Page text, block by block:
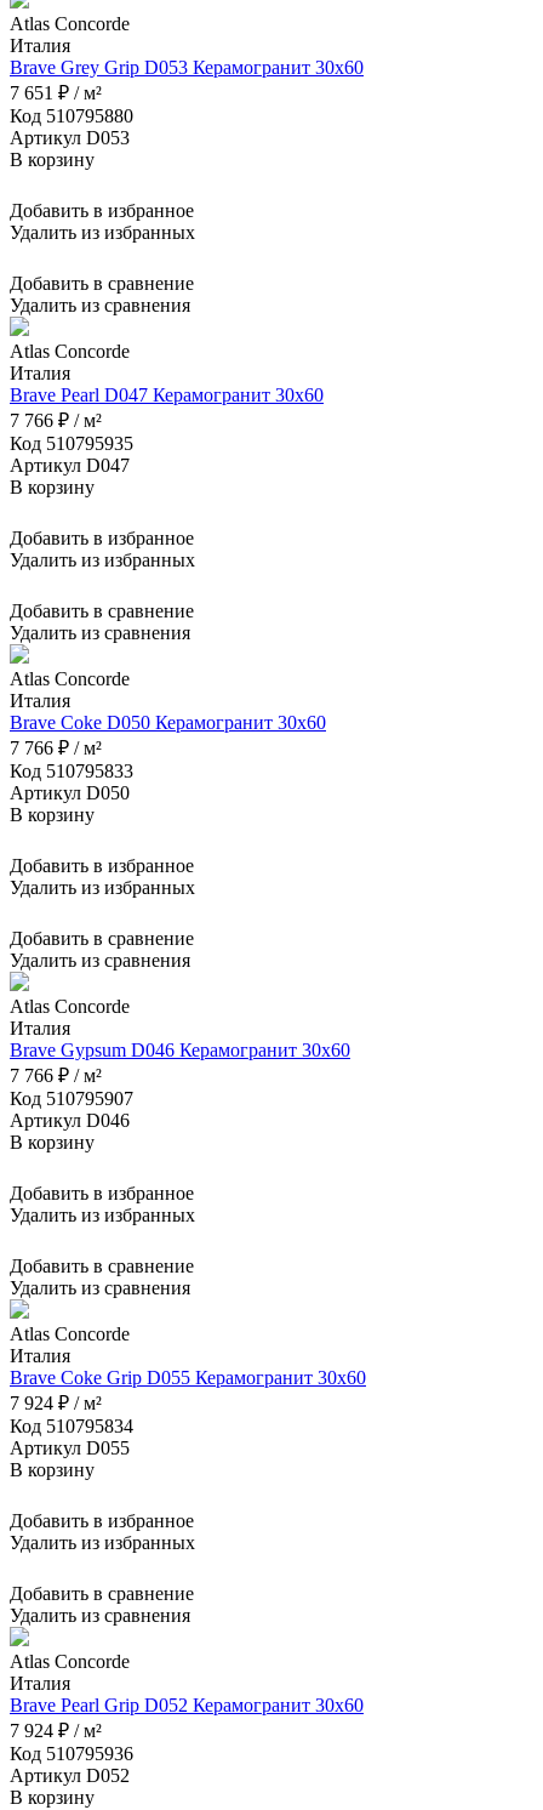
Atlas Concorde
Италия
Brave Grey Grip D053 Керамогранит 30x60
7 651 ₽ / м²
Код 510795880
Артикул D053
В корзину
Добавить в избранное
Удалить из избранных
Добавить в сравнение
Удалить из сравнения
Atlas Concorde
Италия
Brave Pearl D047 Керамогранит 30x60
7 766 ₽ / м²
Код 510795935
Артикул D047
В корзину
Добавить в избранное
Удалить из избранных
Добавить в сравнение
Удалить из сравнения
Atlas Concorde
Италия
Brave Coke D050 Керамогранит 30x60
7 766 ₽ / м²
Код 510795833
Артикул D050
В корзину
Добавить в избранное
Удалить из избранных
Добавить в сравнение
Удалить из сравнения
Atlas Concorde
Италия
Brave Gypsum D046 Керамогранит 30x60
7 766 ₽ / м²
Код 510795907
Артикул D046
В корзину
Добавить в избранное
Удалить из избранных
Добавить в сравнение
Удалить из сравнения
Atlas Concorde
Италия
Brave Coke Grip D055 Керамогранит 30x60
7 924 ₽ / м²
Код 510795834
Артикул D055
В корзину
Добавить в избранное
Удалить из избранных
Добавить в сравнение
Удалить из сравнения
Atlas Concorde
Италия
Brave Pearl Grip D052 Керамогранит 30x60
7 924 ₽ / м²
Код 510795936
Артикул D052
В корзину